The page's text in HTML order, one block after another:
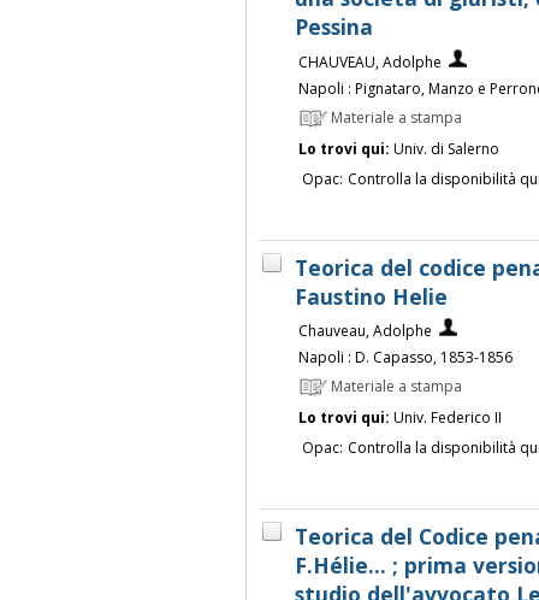
Pessina
CHAUVEAU, Adolphe
Napoli : Pignataro, Manzo e
Materiale a stampa
Lo trovi qui: Univ. di Salerno
Opac: Controlla la disponibilità
Teorica del codice
Faustino Helie
Chauveau, Adolphe
Napoli : D. Capasso, 1853-1856
Materiale a stampa
Lo trovi qui: Univ. Federico II
Opac: Controlla la disponibilità
Teorica del Codice
F.Hélie... ; prima